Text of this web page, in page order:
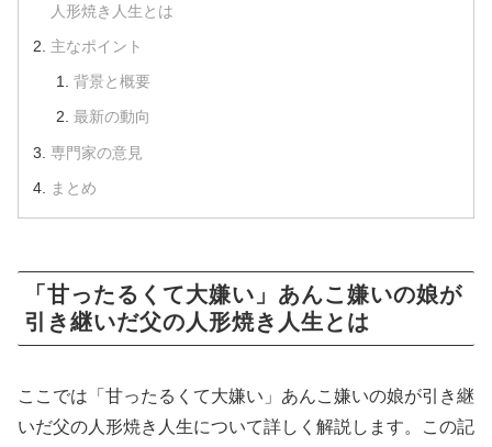
人形焼き人生とは
主なポイント
背景と概要
最新の動向
専門家の意見
まとめ
「甘ったるくて大嫌い」あんこ嫌いの娘が
引き継いだ父の人形焼き人生とは
ここでは「甘ったるくて大嫌い」あんこ嫌いの娘が引き継
いだ父の人形焼き人生について詳しく解説します。この記